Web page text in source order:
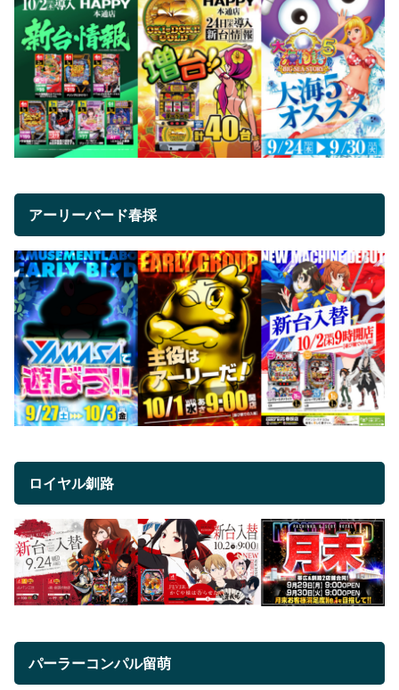
アーリーバード春採
ロイヤル釧路
パーラーコンパル留萌